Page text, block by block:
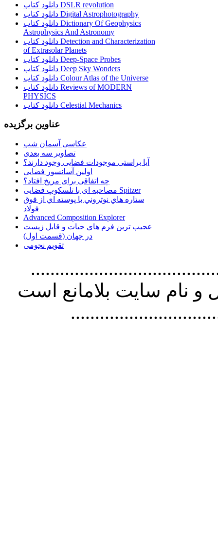
دانلود کتاب DSLR revolution
دانلود کتاب Digital Astrophotography
دانلود کتاب Dictionary Of Geophysics
Astrophysics And Astronomy
دانلود کتاب Detection and Characterization
of Extrasolar Planets
دانلود کتاب Deep-Space Probes
دانلود کتاب Deep Sky Wonders
دانلود کتاب Colour Atlas of the Universe
دانلود کتاب Reviews of MODERN
PHYSICS
دانلود کتاب Celestial Mechanics
عناوین برگزیده
عکاسی آسمان شب
تصاویر سه بعدی
آیا براستی موجودات فضایی وجود دارند؟
اولین آسانسور فضایی
چه اتفاقی برای مریخ افتاد؟
مصاحبه ای با تلسکوپ فضایی Spitzer
ستاره هاي نوتروني با پوسته اي از فوق
فولاد
Advanced Composition Explorer
عجیب ترین فرم هاي حيات و قابل زيست
در جهان (قسمت اول)
تقویم نجومی
استفاده از
نام سايت بلامانع است